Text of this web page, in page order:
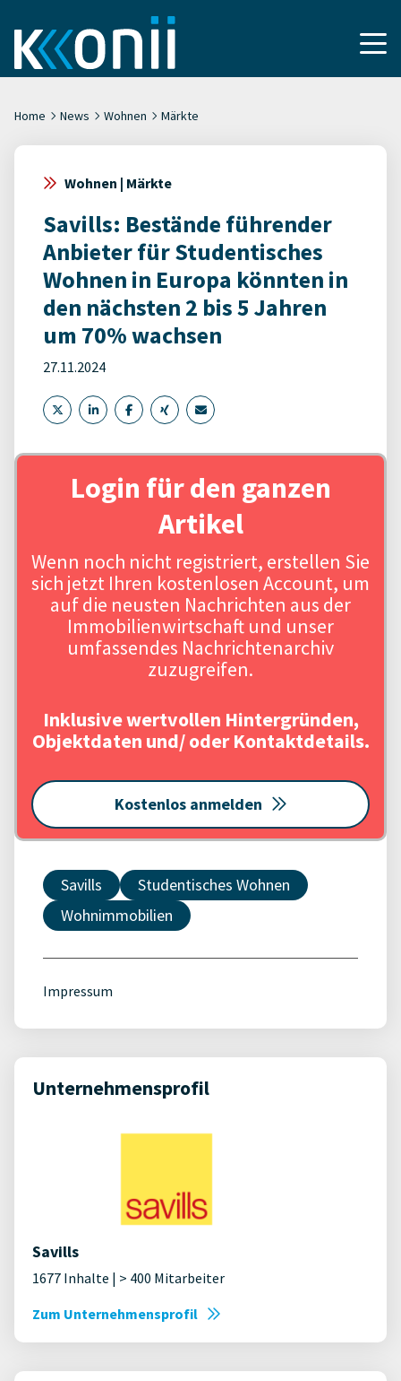
Home News Wohnen Märkte
Wohnen | Märkte
Savills: Bestände führender
Anbieter für Studentisches
Wohnen in Europa könnten in
den nächsten 2 bis 5 Jahren
um 70% wachsen
27.11.2024
Login für den ganzen
Artikel
Wenn noch nicht registriert, erstellen Sie
sich jetzt Ihren kostenlosen Account, um
auf die neusten Nachrichten aus der
Immobilienwirtschaft und unser
umfassendes Nachrichtenarchiv
zuzugreifen.
Inklusive wertvollen Hintergründen,
Objektdaten und/ oder Kontaktdetails.
Kostenlos anmelden
Savills
Studentisches Wohnen
Wohnimmobilien
Impressum
Unternehmensprofil
Savills
1677 Inhalte | > 400 Mitarbeiter
Zum Unternehmensprofil